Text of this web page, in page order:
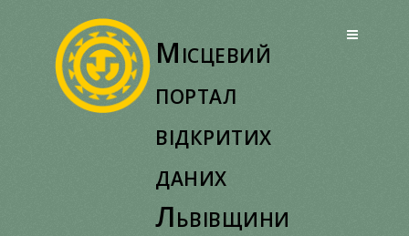
Місцевий
портал
відкритих
даних
Львівщини